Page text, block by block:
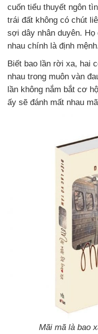
cuốn tiểu thuyết ngôn
trái đất không có chút
sợi dây nhân duyên. Họ
nhau chính là định
Biết bao lần rời xa, hai
nhau trong muôn vàn
lần không nắm bắt cơ
ấy sẽ đánh mất nhau
Mãi mã là bao